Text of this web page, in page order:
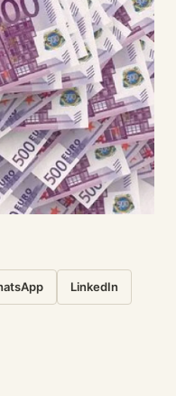
LinkedIn